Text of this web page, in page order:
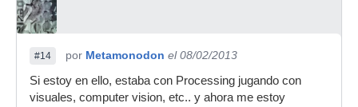
#14 por Metamonodon el 08/02/2013
Si estoy en ello, estaba con Processing jugando con
visuales, computer vision, etc.. y ahora me estoy